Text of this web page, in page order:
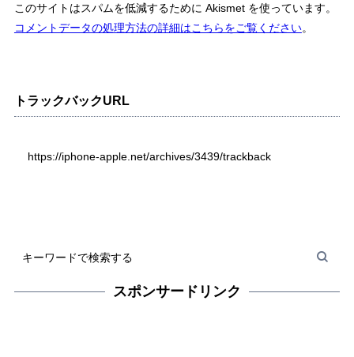
このサイトはスパムを低減するために Akismet を使っています。
コメントデータの処理方法の詳細はこちらをご覧ください。
トラックバックURL
https://iphone-apple.net/archives/3439/trackback
スポンサードリンク